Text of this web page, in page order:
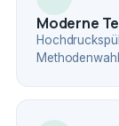
Moderne